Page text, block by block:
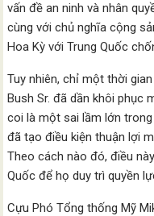
vấn đề an ninh và nhân
cùng với chủ nghĩa cộng
Hoa Kỳ với Trung Quốc
Tuy nhiên, chỉ một thời
Bush Sr. đã dần khôi phục
coi là một sai lầm lớn
đã tạo điều kiện thuận lợi
Theo cách nào đó, điều
Quốc để họ duy trì quyền
Cựu Phó Tổng thống Mỹ